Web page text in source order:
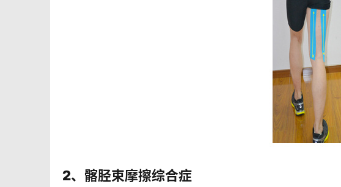
2、髂胫束摩擦综合症